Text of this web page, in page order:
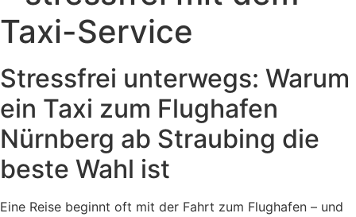
Taxi-Service
Stressfrei unterwegs: Warum
ein Taxi zum Flughafen
Nürnberg ab Straubing die
beste Wahl ist
Eine Reise beginnt oft mit der Fahrt zum Flughafen – und